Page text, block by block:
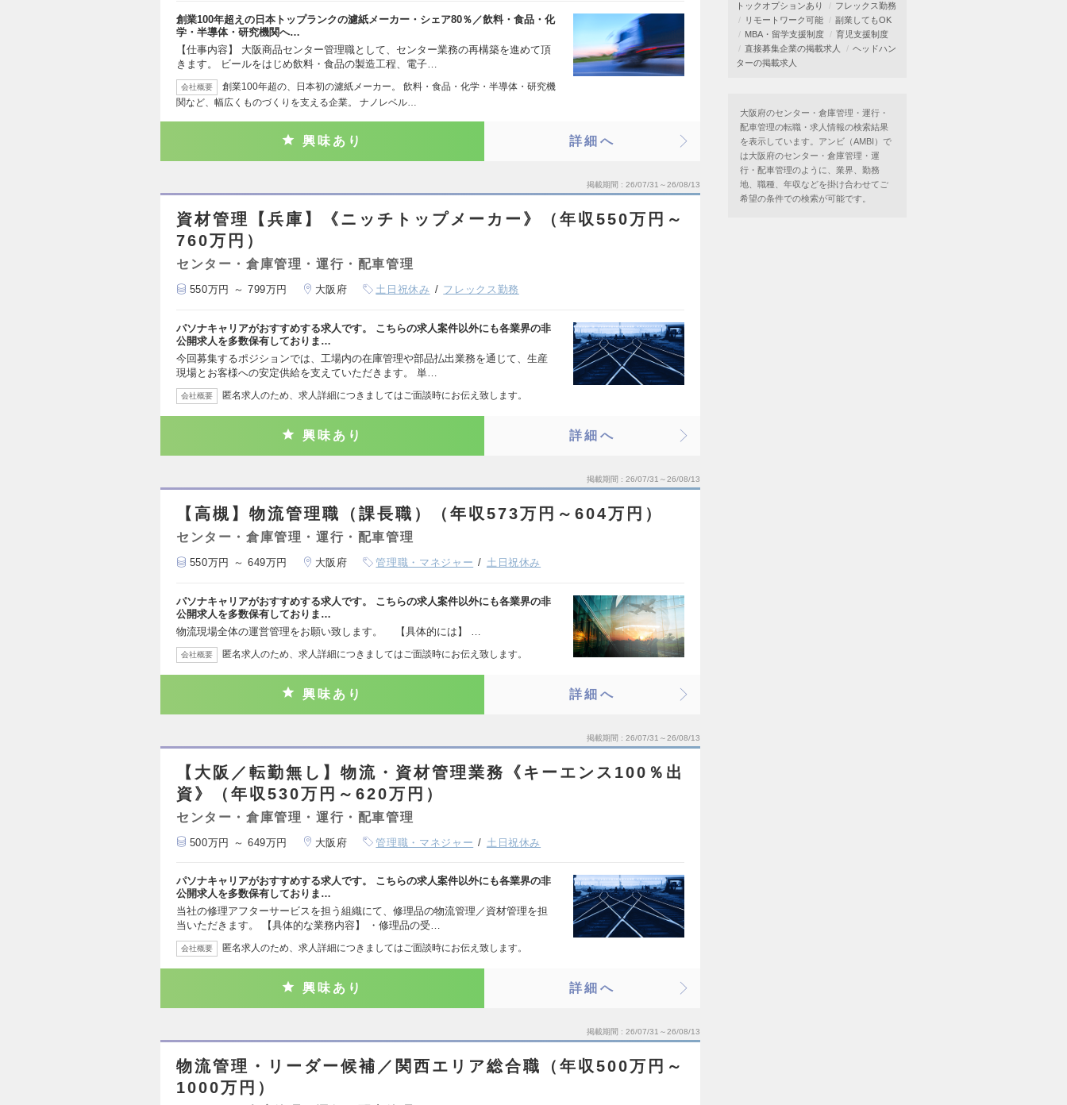
創業100年超えの日本トップランクの濾紙メーカー・シェア80％／飲料・食品・化
学・半導体・研究機関へ…
【仕事内容】 大阪商品センター管理職として、センター業務の再構築を進めて頂
きます。 ビールをはじめ飲料・食品の製造工程、電子…
会社概要
創業100年超の、日本初の濾紙メーカー。 飲料・食品・化学・半導体・研究機
関など、幅広くものづくりを支える企業。 ナノレベル…
興味あり 詳細へ
掲載期間 26/07/31～26/08/13
資材管理【兵庫】《ニッチトップメーカー》（年収550万円～
760万円）
センター・倉庫管理・運行・配車管理
550万円 ～ 799万円 大阪府 土日祝休み フレックス勤務
パソナキャリアがおすすめする求人です。 こちらの求人案件以外にも各業界の非
公開求人を多数保有しておりま…
今回募集するポジションでは、工場内の在庫管理や部品払出業務を通じて、生産
現場とお客様への安定供給を支えていただきます。 単…
会社概要 匿名求人のため、求人詳細につきましてはご面談時にお伝え致します。
興味あり 詳細へ
掲載期間 26/07/31～26/08/13
【高槻】物流管理職（課長職）（年収573万円～604万円）
センター・倉庫管理・運行・配車管理
550万円 ～ 649万円 大阪府 管理職・マネジャー 土日祝休み
パソナキャリアがおすすめする求人です。 こちらの求人案件以外にも各業界の非
公開求人を多数保有しておりま…
物流現場全体の運営管理をお願い致します。 【具体的には】 …
会社概要 匿名求人のため、求人詳細につきましてはご面談時にお伝え致します。
興味あり 詳細へ
掲載期間 26/07/31～26/08/13
【大阪／転勤無し】物流・資材管理業務《キーエンス100％出
資》（年収530万円～620万円）
センター・倉庫管理・運行・配車管理
500万円 ～ 649万円 大阪府 管理職・マネジャー 土日祝休み
パソナキャリアがおすすめする求人です。 こちらの求人案件以外にも各業界の非
公開求人を多数保有しておりま…
当社の修理アフターサービスを担う組織にて、修理品の物流管理／資材管理を担
当いただきます。 【具体的な業務内容】 ・修理品の受…
会社概要 匿名求人のため、求人詳細につきましてはご面談時にお伝え致します。
興味あり 詳細へ
掲載期間 26/07/31～26/08/13
物流管理・リーダー候補／関西エリア総合職（年収500万円～
1000万円）
トックオプションあり
フレックス勤務
リモートワーク可能
副業してもOK
MBA・留学支援制度
育児支援制度
直接募集企業の掲載求人
ヘッドハン
ターの掲載求人
大阪府のセンター・倉庫管理・運行・
配車管理の転職・求人情報の検索結果
を表示しています。アンビ（AMBI）で
は大阪府のセンター・倉庫管理・運
行・配車管理のように、業界、勤務
地、職種、年収などを掛け合わせてご
希望の条件での検索が可能です。